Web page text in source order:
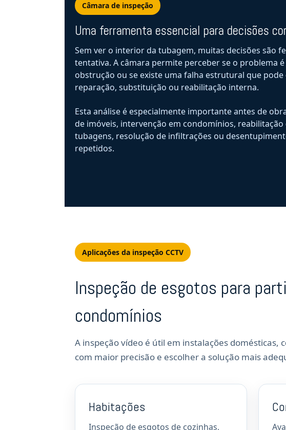
Câmara de inspeção
Uma ferramenta essencial para decisões
Sem ver o interior da tubagem, muitas decisões são
tentativa. A câmara permite perceber se o problema
obstrução ou se existe uma falha estrutural que
reparação, substituição ou reabilitação interna.
Esta análise é especialmente importante antes de
de imóveis, intervenção em condomínios, reabilitação
tubagens, resolução de infiltrações ou
repetidos.
Aplicações da inspeção CCTV
Inspeção de esgotos para
condomínios
A inspeção vídeo é útil em instalações
com maior precisão e escolher a solução mais
Habitações
Inspeção de esgotos de cozinhas,